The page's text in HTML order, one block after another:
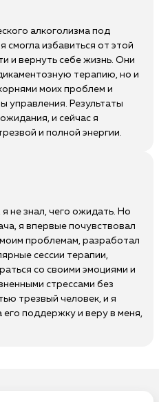
алкоголизма под
смогла избавиться от этой
и вернуть себе жизнь. Они
терапию, но и
моих проблем и
управления. Результаты
и сейчас я
и полной энергии.
не знал, чего ожидать. Но
я впервые почувствовал
проблемам, разработал
сессии терапии,
со своими эмоциями и
стрессами без
трезвый человек, и я
поддержку и веру в меня,